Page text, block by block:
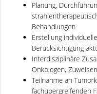
Planung,
Behandlungen
Erstellung
Berücksichtigung
Interdisziplinäre
Onkologen,
Teilnahme an
fachübergreifenden